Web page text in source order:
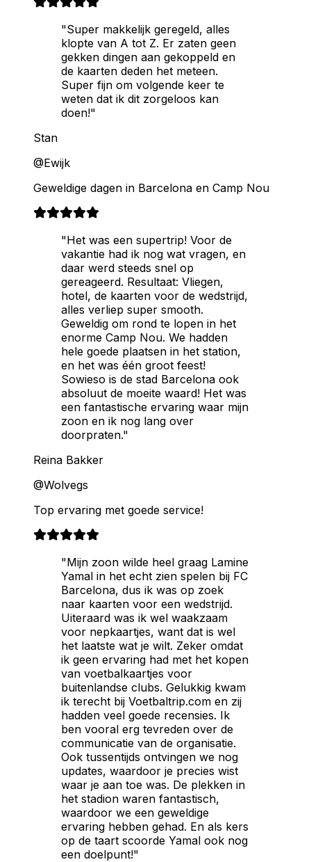
"Super makkelijk geregeld, alles
klopte van A tot Z. Er zaten geen
gekken dingen aan gekoppeld en
de kaarten deden het meteen.
Super fijn om volgende keer te
weten dat ik dit zorgeloos kan
doen!"
Stan
@Ewijk
Geweldige dagen in Barcelona en Camp Nou
"Het was een supertrip! Voor de
vakantie had ik nog wat vragen, en
daar werd steeds snel op
gereageerd. Resultaat: Vliegen,
hotel, de kaarten voor de wedstrijd,
alles verliep super smooth.
Geweldig om rond te lopen in het
enorme Camp Nou. We hadden
hele goede plaatsen in het station,
en het was één groot feest!
Sowieso is de stad Barcelona ook
absoluut de moeite waard! Het was
een fantastische ervaring waar mijn
zoon en ik nog lang over
doorpraten."
Reina Bakker
@Wolvegs
Top ervaring met goede service!
"Mijn zoon wilde heel graag Lamine
Yamal in het echt zien spelen bij FC
Barcelona, dus ik was op zoek
naar kaarten voor een wedstrijd.
Uiteraard was ik wel waakzaam
voor nepkaartjes, want dat is wel
het laatste wat je wilt. Zeker omdat
ik geen ervaring had met het kopen
van voetbalkaartjes voor
buitenlandse clubs. Gelukkig kwam
ik terecht bij Voetbaltrip.com en zij
hadden veel goede recensies. Ik
ben vooral erg tevreden over de
communicatie van de organisatie.
Ook tussentijds ontvingen we nog
updates, waardoor je precies wist
waar je aan toe was. De plekken in
het stadion waren fantastisch,
waardoor we een geweldige
ervaring hebben gehad. En als kers
op de taart scoorde Yamal ook nog
een doelpunt!"